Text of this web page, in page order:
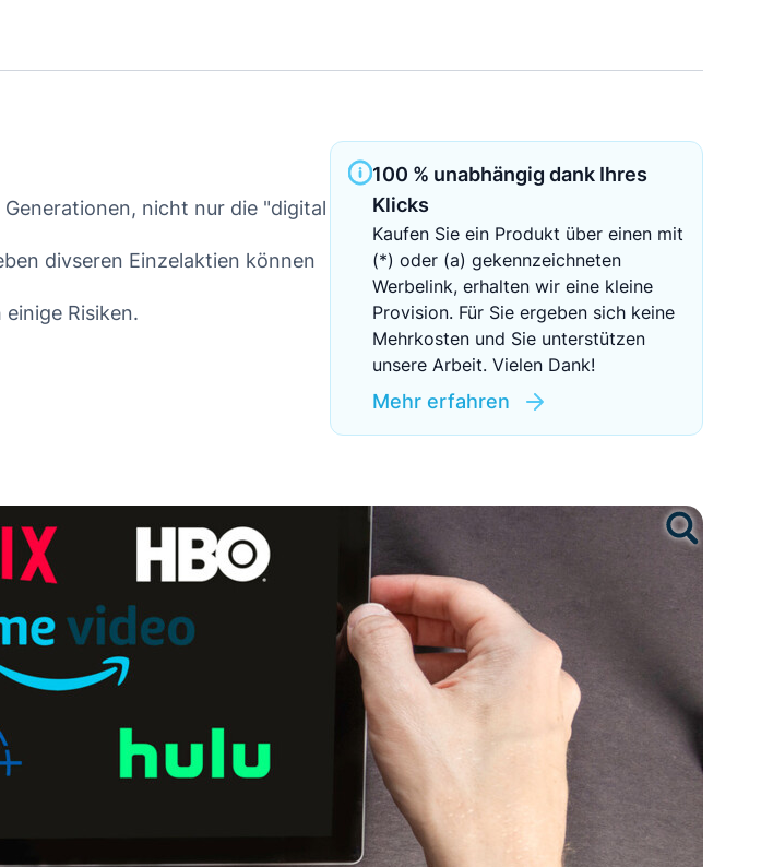
EZB-Leitzins
nicht nur die "digital
divseren Einzelaktien können
Risiken.
100 % unabhängig dank Ihres
Klicks
Kaufen Sie ein Produkt über einen mit
(*) oder (a) gekennzeichneten
Werbelink, erhalten wir eine kleine
Provision. Für Sie ergeben sich keine
Mehrkosten und Sie unterstützen
unsere Arbeit. Vielen Dank!
Mehr erfahren